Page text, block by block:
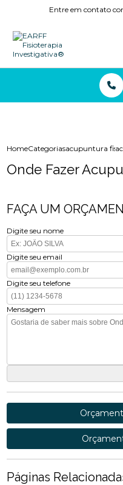
Entre em contato
HomeCategoriasacupuntura
Onde Fazer
FAÇA UM
Digite seu nome
Digite seu email
Digite seu telefone
Mensagem
Páginas